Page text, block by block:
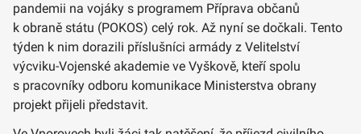
pandemii na vojáky s programem Příprava občanů
k obraně státu (POKOS) celý rok. Až nyní se dočkali. Tento
týden k nim dorazili příslušníci armády z Velitelství
výcviku-Vojenské akademie ve Vyškově, kteří spolu
s pracovníky odboru komunikace Ministerstva obrany
projekt přijeli představit.